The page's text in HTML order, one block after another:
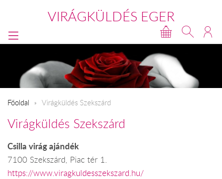
VIRÁGKÜLDÉS EGER
Főoldal Virágküldés Szekszárd
Virágküldés Szekszárd
Csilla virág ajándék
7100 Szekszárd, Piac tér 1.
https://www.viragkuldesszekszard.hu/